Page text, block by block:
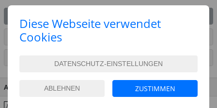
ARTIKEL AUF WUNSCHLISTE SETZEN
ARTIKEL MERKMALE & DETAILS
Diese Webseite verwendet
Cookies
ZUSTIMMEN